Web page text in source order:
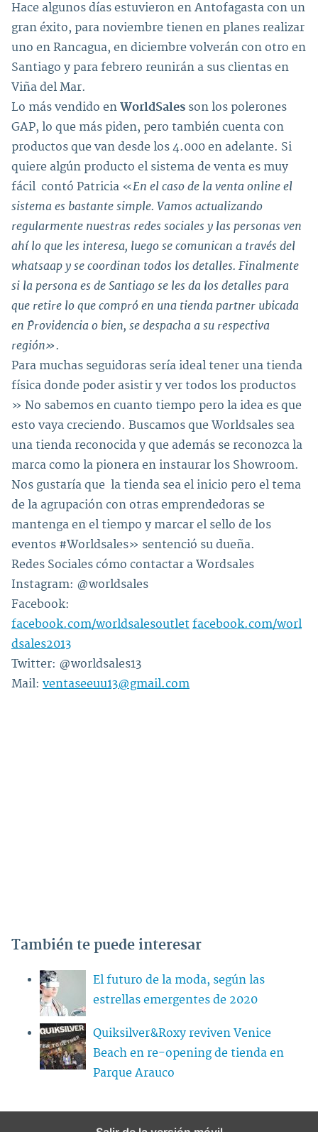
Hace algunos días estuvieron en Antofagasta con un
gran éxito, para noviembre tienen en planes realizar
uno en Rancagua, en diciembre volverán con otro en
Santiago y para febrero reunirán a sus clientas en
Viña del Mar.
Lo más vendido en WorldSales son los polerones
GAP, lo que más piden, pero también cuenta con
productos que van desde los 4.000 en adelante. Si
quiere algún producto el sistema de venta es muy
fácil contó Patricia «En el caso de la venta online el
sistema es bastante simple. Vamos actualizando
regularmente nuestras redes sociales y las personas ven
ahí lo que les interesa, luego se comunican a través del
whatsaap y se coordinan todos los detalles. Finalmente
si la persona es de Santiago se les da los detalles para
que retire lo que compró en una tienda partner ubicada
en Providencia o bien, se despacha a su respectiva
región».
Para muchas seguidoras sería ideal tener una tienda
física donde poder asistir y ver todos los productos
» No sabemos en cuanto tiempo pero la idea es que
esto vaya creciendo. Buscamos que Worldsales sea
una tienda reconocida y que además se reconozca la
marca como la pionera en instaurar los Showroom.
Nos gustaría que la tienda sea el inicio pero el tema
de la agrupación con otras emprendedoras se
mantenga en el tiempo y marcar el sello de los
eventos #Worldsales» sentenció su dueña.
Redes Sociales cómo contactar a Wordsales
Instagram: @worldsales
Facebook:
facebook.com/worldsalesoutlet facebook.com/worl
dsales2013
Twitter: @worldsales13
Mail: ventaseeuu13@gmail.com
También te puede interesar
El futuro de la moda, según las
estrellas emergentes de 2020
Quiksilver&Roxy reviven Venice
Beach en re-opening de tienda en
Parque Arauco